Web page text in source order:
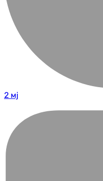
2 мј